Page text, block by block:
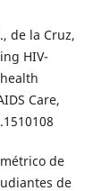
de la Cruz,
HIV-
Care,
de
de